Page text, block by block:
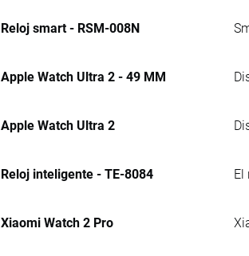
Reloj smart - RSM-008N
Apple Watch Ultra 2 - 49 MM
Apple Watch Ultra 2
Reloj inteligente - TE-8084
Xiaomi Watch 2 Pro